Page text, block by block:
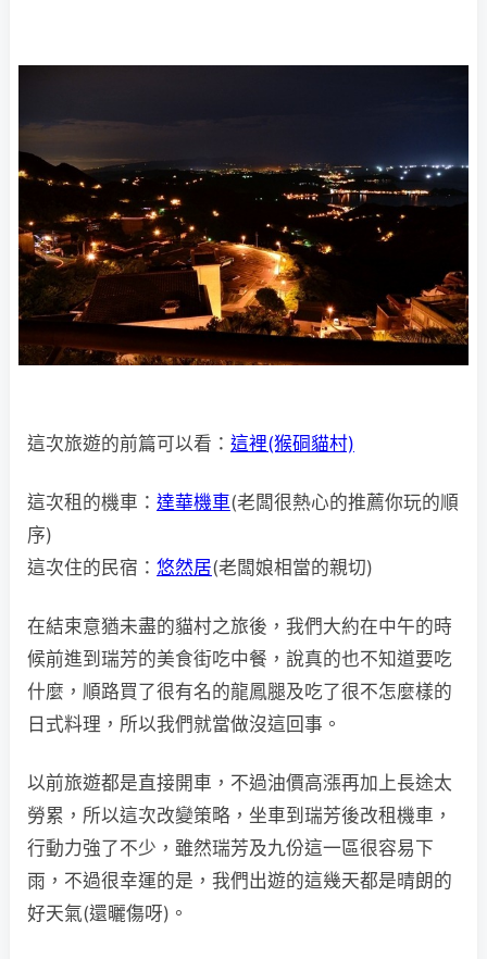
這次旅遊的前篇可以看： 這裡(猴硐貓村)
這次租的機車： 達華機車(老闆很熱心的推薦你玩的順
序)
這次住的民宿： 悠然居(老闆娘相當的親切)
在結束意猶未盡的貓村之旅後，我們大約在中午的時
候前進到瑞芳的美食街吃中餐，說真的也不知道要吃
什麼，順路買了很有名的龍鳳腿及吃了很不怎麼樣的
日式料理，所以我們就當做沒這回事。
以前旅遊都是直接開車，不過油價高漲再加上長途太
勞累，所以這次改變策略，坐車到瑞芳後改租機車，
行動力強了不少，雖然瑞芳及九份這一區很容易下
雨，不過很幸運的是，我們出遊的這幾天都是晴朗的
好天氣(還曬傷呀)。